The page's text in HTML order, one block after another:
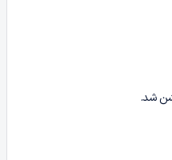
شد.